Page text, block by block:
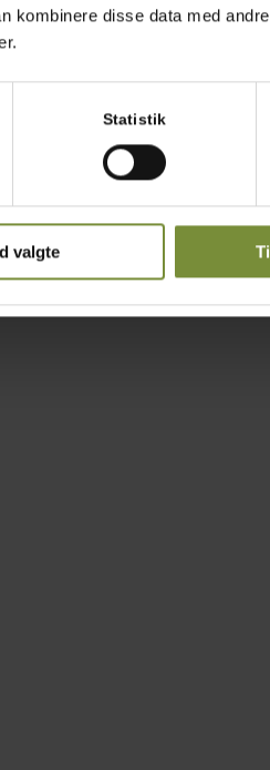
kombinere disse data med
Statistik
valgte
i en skål og smag til med salt
på et stort fad. Skær
herpå. Server